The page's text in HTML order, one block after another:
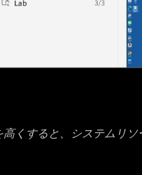
高くすると、システムリ